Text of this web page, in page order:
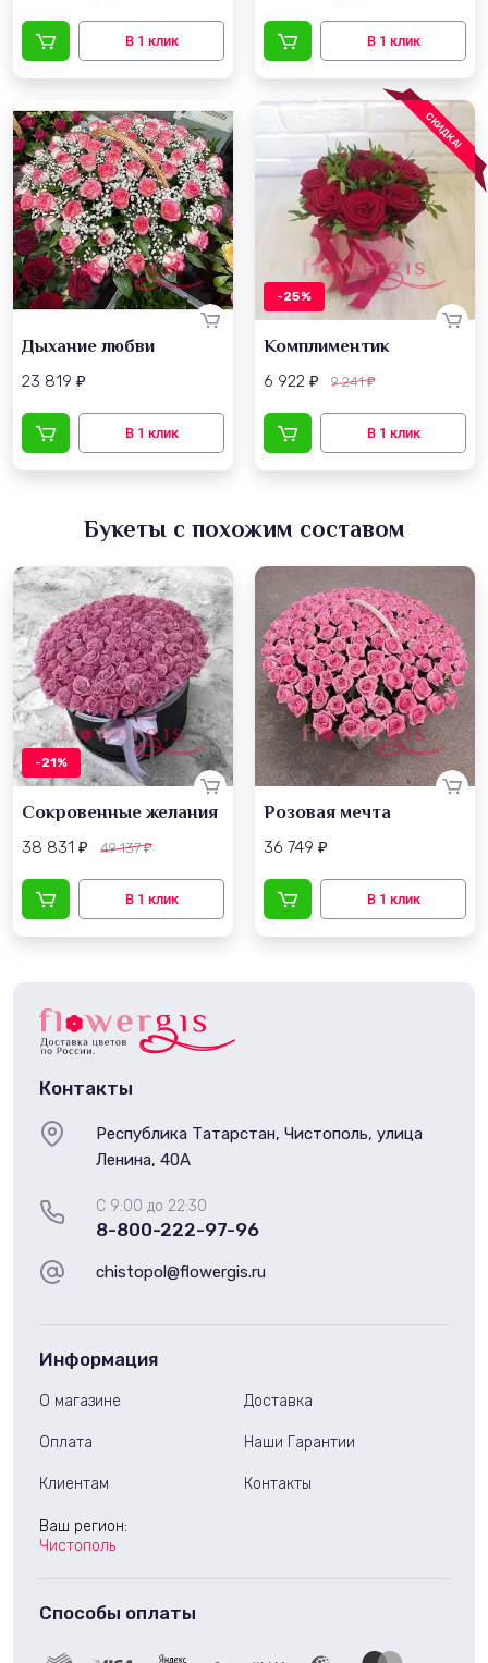
Дыхание любви
23 819 ₽
СКИДКА!
-25%
Комплиментик
6 922 ₽ 9 241₽
Букеты с похожим составом
-21%
Сокровенные желания
38 831 ₽ 49 137₽
Розовая мечта
36 749 ₽
Контакты
С 9:00 до 22:30
8-800-222-97-96
Республика Татарстан, Чистополь, улица
Ленина, 40А
chistopol@flowergis.ru
Информация
О магазине Доставка
Оплата Наши Гарантии
Клиентам Контакты
Ваш регион:
Чистополь
Способы оплаты